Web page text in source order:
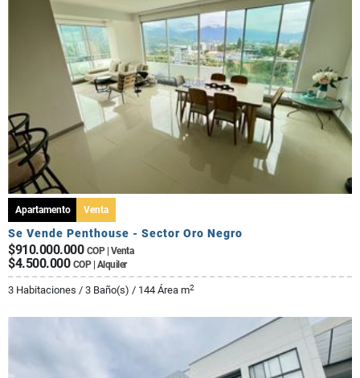
Apartamento Venta
Se Vende Penthouse - Sector Oro Negro
$910.000.000 COP | Venta
$4.500.000 COP | Alquiler
3 Habitaciones / 3 Baño(s) / 144 Área m2